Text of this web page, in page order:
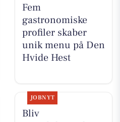
Fem
gastronomiske
profiler skaber
unik menu på Den
Hvide Hest
JOBNYT
Bliv